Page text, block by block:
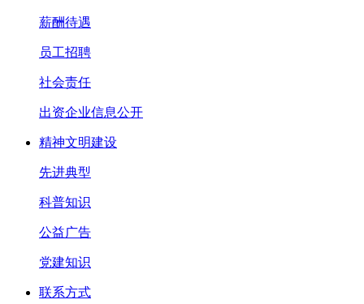
薪酬待遇
员工招聘
社会责任
出资企业信息公开
精神文明建设
先进典型
科普知识
公益广告
党建知识
联系方式